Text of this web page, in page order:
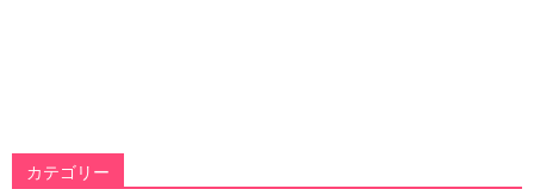
カテゴリー